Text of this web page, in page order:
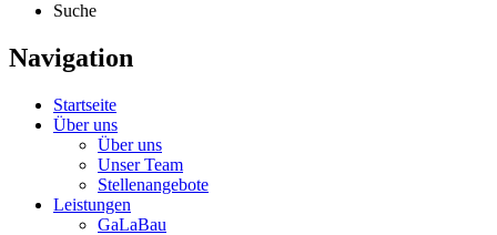
Suche
Navigation
Startseite
Über uns
Über uns
Unser Team
Stellenangebote
Leistungen
GaLaBau